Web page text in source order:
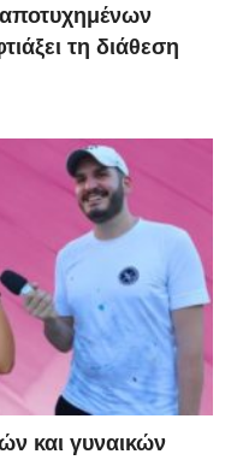
τη διάθεση
και γυναικών